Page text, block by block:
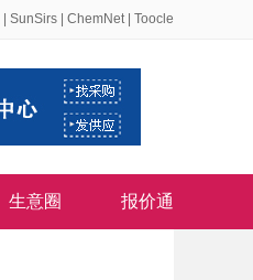
SunSirs ChemNet| Toocle
生意圈 报价通